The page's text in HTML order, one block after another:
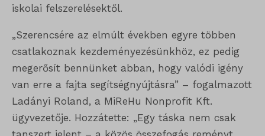
iskolai felszerelésektől.
„Szerencsére az elmúlt években egyre többen
csatlakoznak kezdeményezésünkhöz, ez pedig
megerősít bennünket abban, hogy valódi igény
van erre a fajta segítségnyújtásra” – fogalmazott
Ladányi Roland, a MiReHu Nonprofit Kft.
ügyvezetője. Hozzátette: „Egy táska nem csak